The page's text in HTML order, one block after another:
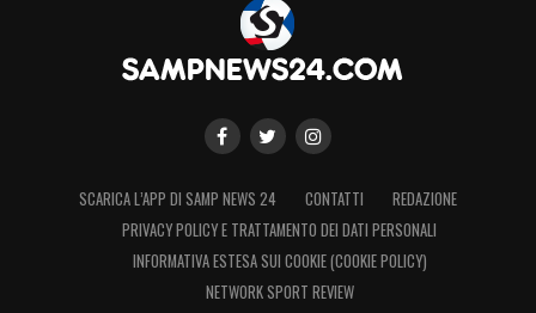
SCARICA L’APP DI SAMP NEWS 24 CONTATTI
REDAZIONE
PRIVACY POLICY E TRATTAMENTO DEI DATI PERSONALI
INFORMATIVA ESTESA SUI COOKIE (COOKIE POLICY)
NETWORK SPORT REVIEW